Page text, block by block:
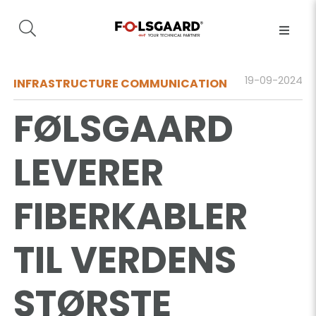
INFRASTRUCTURE COMMUNICATION 19-09-2024
FØLSGAARD
LEVERER
FIBERKABLER
TIL VERDENS
STØRSTE